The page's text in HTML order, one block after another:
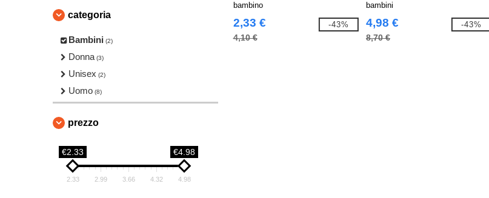
categoria
Bambini (2)
Donna (3)
Unisex (2)
Uomo (8)
prezzo
€2.33 €4.98
2.33 2.99 3.66 4.32 4.98
bambino
2,33 €
4,10 €
-43%
bambini
4,98 €
8,70 €
-43%